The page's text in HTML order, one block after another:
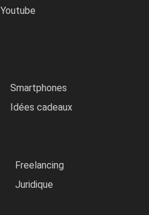
Youtube
Smartphones
Idées cadeaux
Freelancing
Juridique